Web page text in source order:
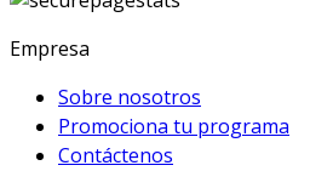
Empresa
Sobre nosotros
Promociona tu programa
Contáctenos